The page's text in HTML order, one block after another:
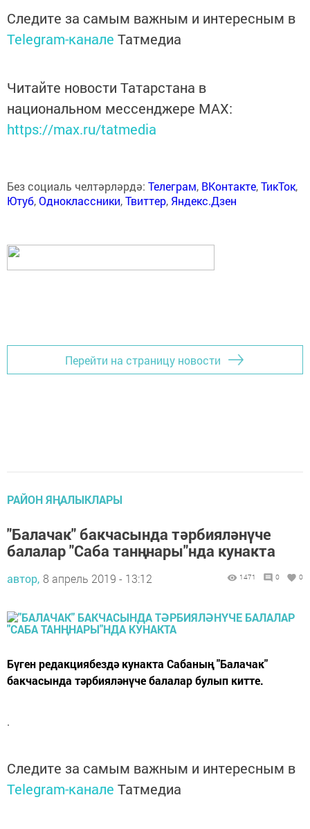
Следите за самым важным и интересным в
Telegram-канале Татмедиа
Читайте новости Татарстана в
национальном мессенджере MАХ:
https://max.ru/tatmedia
Без социаль челтәрләрдә: Телеграм, ВКонтакте,ТикТок,
Ютуб,Одноклассники,Твиттер, Яндекс.Дзен
Перейти на страницу новости
РАЙОН ЯҢАЛЫКЛАРЫ
"Балачак" бакчасында тәрбияләнүче
балалар "Саба танңнары"нда кунакта
автор, 8 апрель 2019 - 13:12 1471 0 0
Бүген редакциябездә кунакта Сабаның "Балачак"
бакчасында тәрбияләнүче балалар булып китте.
.
Следите за самым важным и интересным в
Telegram-канале Татмедиа